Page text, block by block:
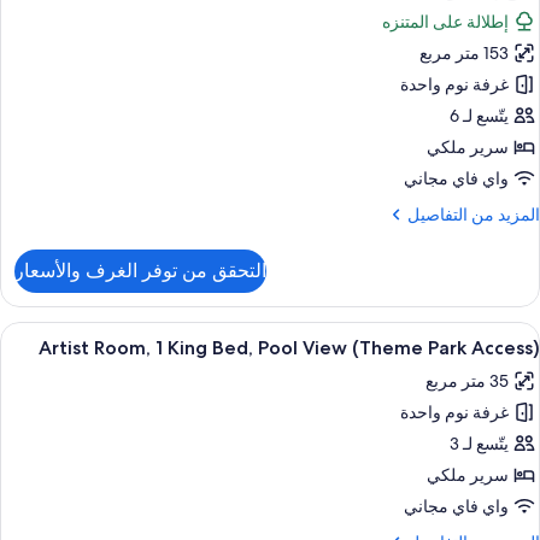
بغرف
متصلة
(Theme
Park
Access)
صور
جناح
إستديو
(Theme
Park
Access)
إطلالة على المتنزه
153 متر مربع
غرفة نوم واحدة
يتّسع لـ 6
سرير ملكي
واي فاي مجاني
المزيد من التفاصيل
المزيد
جناح
إستديو
(Theme
Park
Access)
التحقق من توفر الغرف والأسعار
استعراض
جميع
صور
Artist
Room,
1
King
Bed,
8
Artist Room, 1 King Bed, Pool View (Theme Park Access)
35 متر مربع
غرفة نوم واحدة
يتّسع لـ 3
سرير ملكي
واي فاي مجاني